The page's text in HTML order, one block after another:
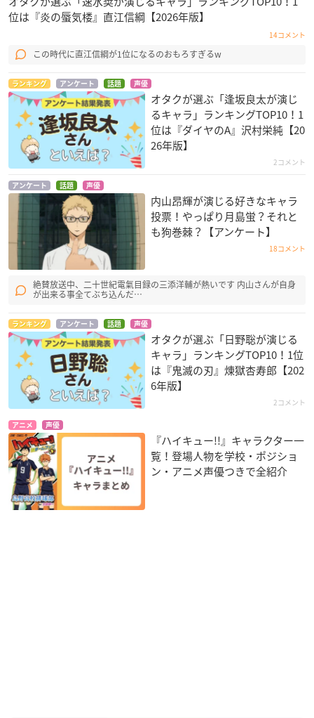
位は『炎の蜃気楼』直江信綱【2026年版】
14コメント
この時代に直江信綱が1位になるのおもろすぎるw
ランキング アンケート 話題 声優
オタクが選ぶ「逢坂良太が演じ
るキャラ」ランキングTOP10！1
位は『ダイヤのA』沢村栄純【20
26年版】
2コメント
アンケート 話題 声優
内山昂輝が演じる好きなキャラ
投票！やっぱり月島蛍？それと
も狗巻棘？【アンケート】
18コメント
絶賛放送中、二十世紀電氣目録の三添洋輔が熱いです 内山さんが自身
が出来る事全てぶち込んだ…
ランキング アンケート 話題 声優
オタクが選ぶ「日野聡が演じる
キャラ」ランキングTOP10！1位
は『鬼滅の刃』煉󠄁獄杏寿郎【202
6年版】
2コメント
アニメ 声優
『ハイキュー!!』キャラクター一
覧！登場人物を学校・ポジショ
ン・アニメ声優つきで全紹介